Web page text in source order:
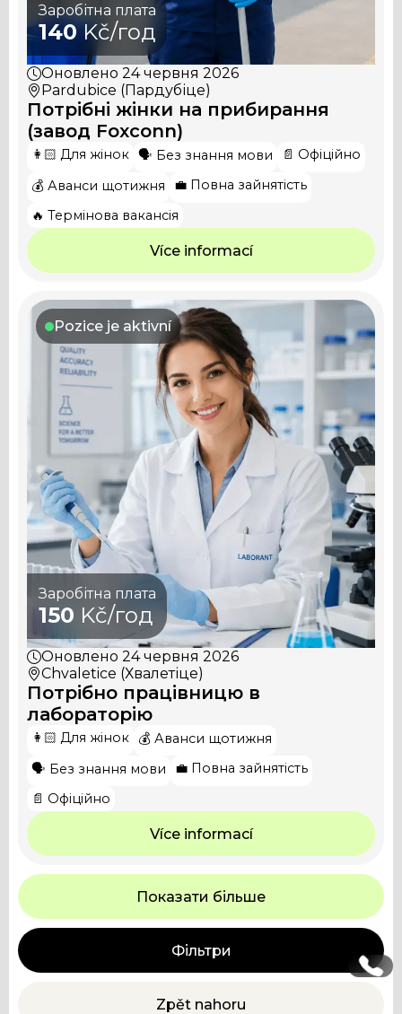
Заробітна плата
140Kč/год
Оновлено 24 червня 2026
Pardubice (Пардубіце)
Потрібні жінки на прибирання
(завод Foxconn)
👩🏻 Для жінок 🗣️ Без знання мови
📄 Офіційно
💰 Аванси щотижня
💼 Повна зайнятість
🔥 Термінова вакансія
Více informací
Pozice je aktivní
Заробітна плата
150 Kč/год
Оновлено 24 червня 2026
Chvaletice (Хвалетіце)
Потрібно працівницю в
лабораторію
👩🏻 Для жінок
💰 Аванси щотижня
🗣️ Без знання мови
💼 Повна зайнятість
📄 Офіційно
Více informací
Показати більше
Фільтри
Zpět nahoru